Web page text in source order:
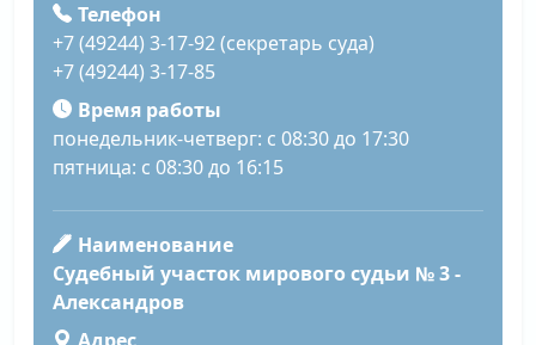
Телефон
+7 (49244) 3-17-92 (секретарь суда)
+7 (49244) 3-17-85
Время работы
понедельник-четверг: с 08:30 до 17:30
пятница: с 08:30 до 16:15
Наименование
Судебный участок мирового судьи № 3 -
Александров